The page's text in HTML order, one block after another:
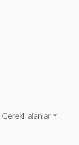
Gerekli alanlar *